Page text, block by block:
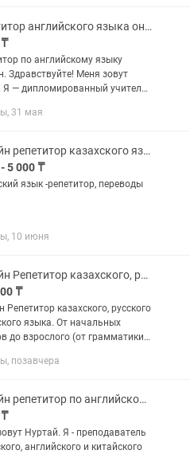
Репетитор английского языка онлайн
₸
по английскому языку
окончила
31 мая
Онлайн репетитор казахского языка
5 000 ₸
язык -репетитор, переводы
10 июня
Онлайн Репетитор казахского, русского, арабского языка
₸
Репетитор казахского, русского
языка. От начальных
до взрослого (от грамматики
45 мин 1 урок 3000тг, в любое
позавчера
Онлайн репетитор по английскому, казахскому, китайскому языкам
₸
Нуртай. Я - преподаватель
английского и китайского